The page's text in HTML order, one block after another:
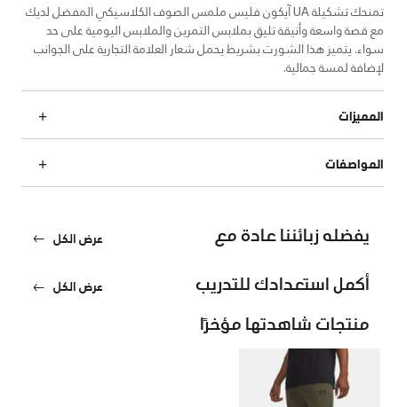
تمنحك تشكيلة UA آيكون فليس ملمس الصوف الكلاسيكي المفضل لديك
مع قصة واسعة وأنيقة تليق بملابس التمرين والملابس اليومية على حد
سواء. يتميز هذا الشورت بشريط يحمل شعار العلامة التجارية على الجوانب
لإضافة لمسة جمالية.
المميزات
المواصفات
يفضله زبائننا عادة مع عرض الكل
أكمل استعدادك للتدريب عرض الكل
منتجات شاهدتها مؤخرًا